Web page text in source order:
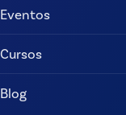
Eventos
Cursos
Blog